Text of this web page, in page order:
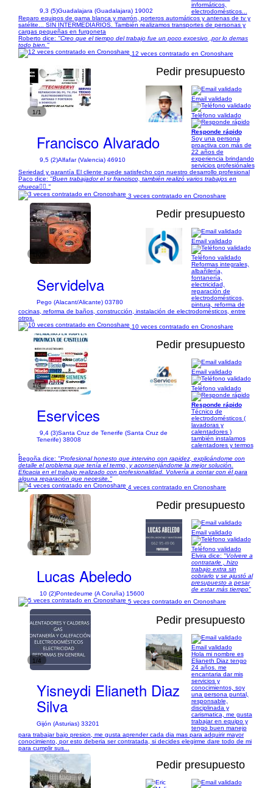
9,3 (5)Guadalajara (Guadalajara) 19002
informáticos,
electrodomésticos...
Reparo equipos de gama blanca y marrón, porteros automáticos y antenas de tv y
satélite... SIN INTERMEDIARIOS. También realizamos transportes de personas y
cargas pequeñas en furgoneta
Roberto dice: "Creo que el tiempo del trabajo fue un poco excesivo ,por lo demas
todo bien."
12 veces contratado en Cronoshare
1/1
Pedir presupuesto
Francisco Alvarado
9,5 (2)Alfafar (Valencia) 46910
Email validado
Teléfono validado
Responde rápido
Soy una persona
proactiva con más de
22 años de
experiencia brindando
servicios profesiónales
Seriedad y garantía El cliente quede satisfecho con nuestro desarrollo profesional
Paco dice: "Buen trabajador el sr francisco, también realizó varios trabajos en
chueca👍🏻."
3 veces contratado en Cronoshare
Pedir presupuesto
Servidelva
Pego (Alacant/Alicante) 03780
Email validado
Teléfono validado
Reformas integrales,
albañilería,
fontanería,
electricidad,
reparación de
electrodomésticos,
pintura, reforma de
cocinas, reforma de baños, construcción, instalación de electrodomésticos, entre
otros.
10 veces contratado en Cronoshare
1/4
Pedir presupuesto
Eservices
9,4 (3)Santa Cruz de Tenerife (Santa Cruz de
Tenerife) 38008
Email validado
Teléfono validado
Responde rápido
Técnico de
electrodomésticos (
lavadoras y
calentadores )
también instalamos
calentadores y termos
Begoña dice: "Profesional honesto que intervino con rapidez, explicándome con
detalle el problema que tenía el termo, y aconsenjándome la mejor solución.
Eficacia en el trabajo realizado con profesionalidad. Volvería a contar con él para
alguna reparación que necesite."
4 veces contratado en Cronoshare
1/2
Pedir presupuesto
Lucas Abeledo
10 (2)Pontedeume (A Coruña) 15600
Email validado
Teléfono validado
Elvira dice: "Volvere a
contratarle , hizo
trabajo extra sin
cobrarlo y se ajustó al
presupuesto a pesar
de estar más tiempo"
5 veces contratado en Cronoshare
1/4
Pedir presupuesto
Yisneydi Elianeth Diaz
Silva
Gijón (Asturias) 33201
Email validado
Hola mi nombre es
Elianeth Diaz tengo
24 años. me
encantaria dar mis
servicios y
conocimientos, soy
una persona puntal,
responsable,
disciplinada y
carismatica, me gusta
trabajar en equipo y
tengo buen manejo
para trabajar bajo presion, me gusta aprender cada dia mas para adquirir mayor
conocimiento, por esto deberia ser contratada, si decides elegirme dare todo de mi
para cumplir sus...
Pedir presupuesto